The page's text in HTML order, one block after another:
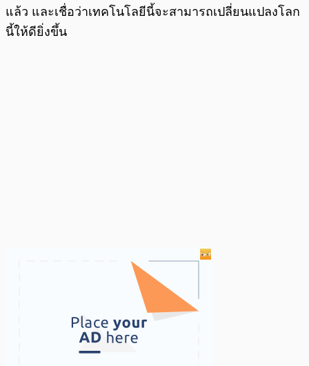
แล้ว และเชื่อว่าเทคโนโลยีนี้จะสามารถเปลี่ยนแปลงโลก
นี้ให้ดียิ่งขึ้น